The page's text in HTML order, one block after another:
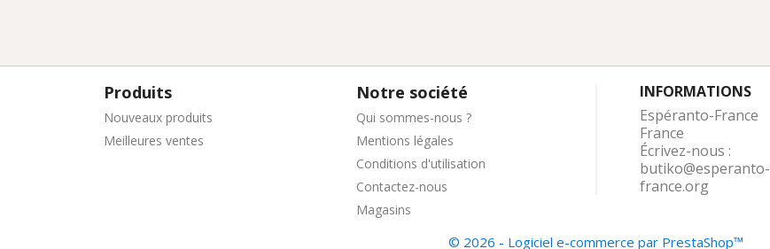
Produits
Nouveaux produits
Meilleures ventes
Notre société
Qui sommes-nous ?
Mentions légales
Conditions d'utilisation
Contactez-nous
Magasins
INFORMATIONS
Espéranto-France
France
Écrivez-nous :
butiko@esperanto-
france.org
© 2026 - Logiciel e-commerce par PrestaShop™